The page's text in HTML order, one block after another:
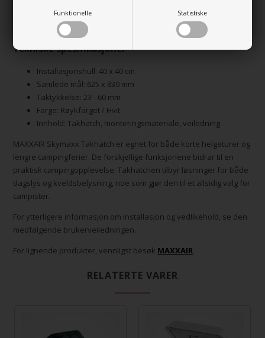
Funktionelle Statistiske
belysningen tilbyr praktisk belysning. Myggnettet holder insekter
ute, og mørkleggingsgardinet gir kontroll over lysinntaket.
Tekniske spesifikasjoner
Installasjonshull: 40 x 40 cm
Samlede mål: 625 x 830 mm
Taktykkelse: 23 - 60 mm
Farge: Røykfarget / Hvit
Innhold: Takhatch, monteringsmateriale, veiledning
MAXXAIR Skymaxx Takhatch er egnet for både korte helgeturer og
lengre campingferier. De forskjellige funksjonene bidrar til en
praktisk campingopplevelse. Takhatchen tilbyr løsninger for både
dagslys og kveldsbelysning, noe som gjør den til et allsidig valg for
campister.
For ytterligere informasjon om installasjon og vedlikehold, se den
medfølgende brukerveiledningen.
For lignende produkter, vennligst besøk MAXXAIR.
RELATERTE VARER